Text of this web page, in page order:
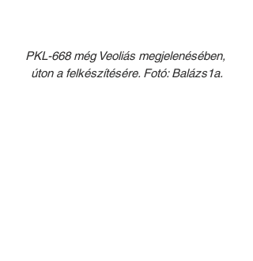
PKL-668 még Veoliás megjelenésében,
úton a felkészítésére. Fotó: Balázs1a.